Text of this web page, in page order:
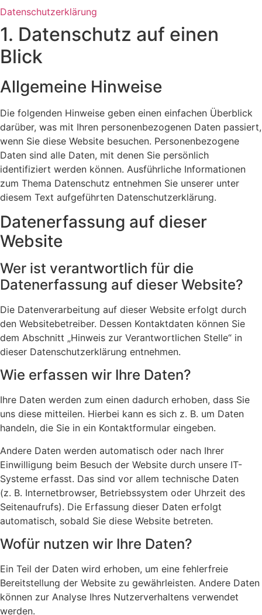
Datenschutzerklärung
1. Datenschutz auf einen
Blick
Allgemeine Hinweise
Die folgenden Hinweise geben einen einfachen Überblick
darüber, was mit Ihren personenbezogenen Daten passiert,
wenn Sie diese Website besuchen. Personenbezogene
Daten sind alle Daten, mit denen Sie persönlich
identifiziert werden können. Ausführliche Informationen
zum Thema Datenschutz entnehmen Sie unserer unter
diesem Text aufgeführten Datenschutzerklärung.
Datenerfassung auf dieser
Website
Wer ist verantwortlich für die
Datenerfassung auf dieser Website?
Die Datenverarbeitung auf dieser Website erfolgt durch
den Websitebetreiber. Dessen Kontaktdaten können Sie
dem Abschnitt „Hinweis zur Verantwortlichen Stelle“ in
dieser Datenschutzerklärung entnehmen.
Wie erfassen wir Ihre Daten?
Ihre Daten werden zum einen dadurch erhoben, dass Sie
uns diese mitteilen. Hierbei kann es sich z. B. um Daten
handeln, die Sie in ein Kontaktformular eingeben.
Andere Daten werden automatisch oder nach Ihrer
Einwilligung beim Besuch der Website durch unsere IT-
Systeme erfasst. Das sind vor allem technische Daten
(z. B. Internetbrowser, Betriebssystem oder Uhrzeit des
Seitenaufrufs). Die Erfassung dieser Daten erfolgt
automatisch, sobald Sie diese Website betreten.
Wofür nutzen wir Ihre Daten?
Ein Teil der Daten wird erhoben, um eine fehlerfreie
Bereitstellung der Website zu gewährleisten. Andere Daten
können zur Analyse Ihres Nutzerverhaltens verwendet
werden.